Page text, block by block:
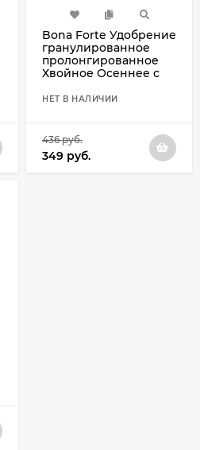
Bona Forte Удобрение
гранулированное
пролонгированное
Хвойное Осеннее с
кремнием, ведро 1 л
НЕТ В НАЛИЧИИ
436руб.
349 руб.